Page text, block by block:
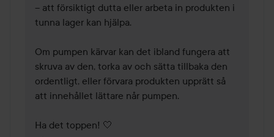
– att försiktigt dutta eller arbeta in produkten i
tunna lager kan hjälpa.
Om pumpen kärvar kan det ibland fungera att
skruva av den, torka av och sätta tillbaka den
ordentligt, eller förvara produkten upprätt så
att innehållet lättare når pumpen.
Ha det toppen! 🤍